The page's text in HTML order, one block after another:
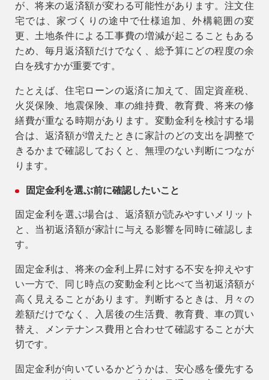
が、将来の返済額が変わる可能性があります。注文住
宅では、家づくりの途中で仕様追加、外構範囲の変
更、土地条件による工事費の増減が起こることもある
ため、毎月返済額だけでなく、総予算にどの程度の余
白を残すかが重要です。
たとえば、住宅ローンの返済に加えて、固定資産税、
火災保険、地震保険、車の維持費、教育費、将来の修
繕費が重なる時期があります。変動金利を検討する場
合は、返済額が増えたときに家計のどの支出を調整で
きるかまで確認しておくと、無理のない判断につなが
ります。
固定金利を選ぶ前に確認したいこと
固定金利を選ぶ場合は、返済額が読みやすいメリット
と、当初返済額が家計に与える影響を同時に確認しま
す。
固定金利は、将来の金利上昇に対する不安を抑えやす
い一方で、同じ時点の変動金利と比べて当初返済額が
高く見えることがあります。判断するときは、月々の
差額だけでなく、入居後の生活費、教育費、車の買い
替え、メンテナンス費用と合わせて確認することが大
切です。
固定金利が向いているかどうかは、安心感を優先する